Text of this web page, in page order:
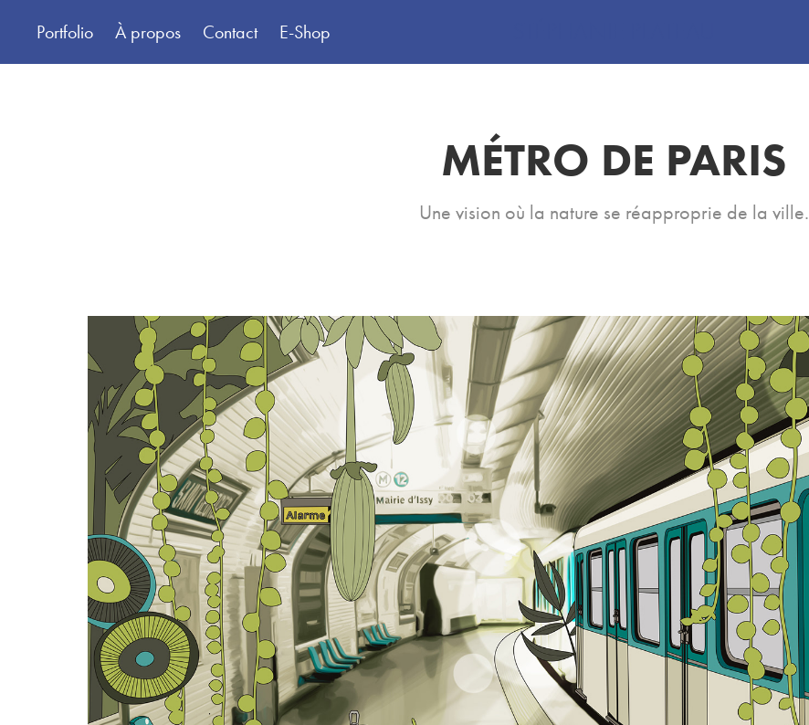
Portfolio À propos Contact E-Shop
MÉTRO DE PARIS
Une vision où la nature se réapproprie de la ville.